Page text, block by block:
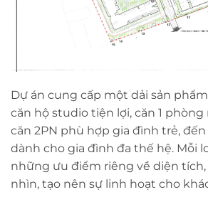
Dự án cung cấp một dải sản
căn hộ studio tiện lợi, căn 1 phòng
căn 2PN phù hợp gia đình trẻ, đến
dành cho gia đình đa thế hệ. Mỗi
những ưu điểm riêng về diện tích,
nhìn, tạo nên sự linh hoạt cho